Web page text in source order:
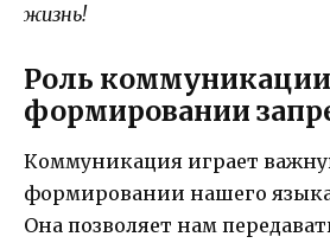
жизнь!
Роль
формировании
Коммуникация играет
формировании нашего
Она позволяет нам